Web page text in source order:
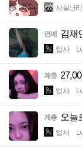
사실난
연예 김채
입사
계층
입사
계층 오늘
입사